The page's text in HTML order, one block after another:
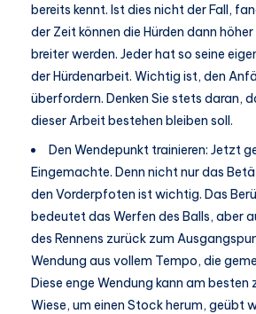
bereits kennt. Ist dies nicht der Fall,
der Zeit können die Hürden dann
breiter werden. Jeder hat so seine
der Hürdenarbeit. Wichtig ist, den
überfordern. Denken Sie stets daran,
dieser Arbeit bestehen bleiben soll.
Den Wendepunkt trainieren: Jetzt
Eingemachte. Denn nicht nur das
den Vorderpfoten ist wichtig. Das
bedeutet das Werfen des Balls, aber
des Rennens zurück zum
Wendung aus vollem Tempo, die
Diese enge Wendung kann am
Wiese, um einen Stock herum, geübt